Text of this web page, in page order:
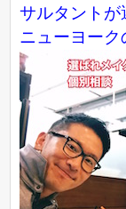
サルタント
ニューヨーク